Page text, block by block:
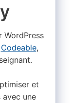
WordPress
Codeable,
et
avec une